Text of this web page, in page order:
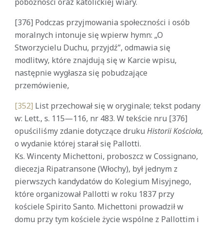
[376] Podczas przyjmowania społeczności i osób
moralnych intonuje się wpierw hymn: „O
Stworzycielu Duchu, przyjdź”, odmawia się
modlitwy, które znajdują się w Karcie wpisu,
następnie wygłasza się pobudzające
przemówienie,
[352] List przechował się w oryginale; tekst podany
w: Lett., s. 115—116, nr 483. W tekście nru [376]
opuściliśmy zdanie dotyczące druku Historii Kościoła,
o wydanie której starał się Pallotti.
Ks. Wincenty Michettoni, proboszcz w Cossignano,
diecezja Ripatransone (Włochy), był jednym z
pierwszych kandydatów do Kolegium Misyjnego,
które organizował Pallotti w roku 1837 przy
kościele Spirito Santo. Michettoni prowadził w
domu przy tym kościele życie wspólne z Pallottim i